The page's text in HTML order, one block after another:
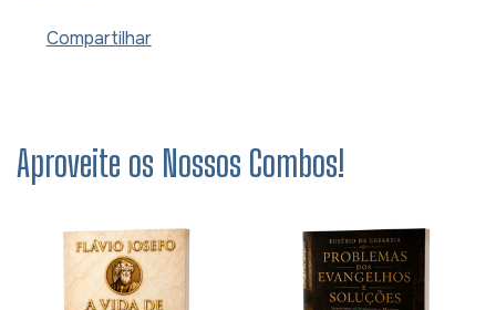
Compartilhar
Aproveite os Nossos Combos!